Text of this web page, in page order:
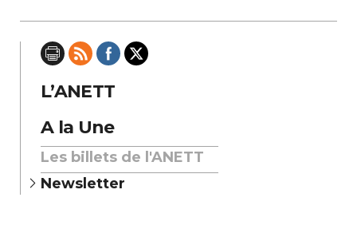
L’ANETT
A la Une
Les billets de l'ANETT
Newsletter